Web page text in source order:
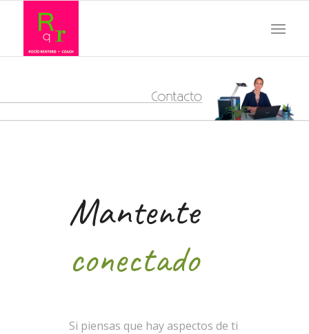
Mantente
conectado
Si piensas que hay aspectos de ti